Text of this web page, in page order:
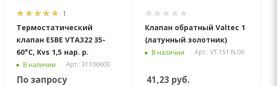
1
Термостатический
клапан ESBE VTA322 35-
60°C, Kvs 1,5 нар. р.
В наличии Арт.: 31100600
По запросу
Клапан обратный Valtec 1
(латунный золотник)
В наличии Арт.: VT.151.N.06
41,23 руб.